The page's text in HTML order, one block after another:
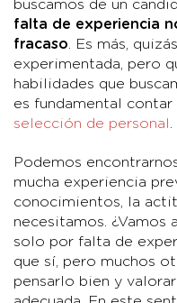
buscamos de un
falta de experiencia
fracaso . Es más,
experimentada, pero
habilidades que
es fundamental contar
selección de personal
Podemos
mucha experiencia
conocimientos, la
necesitamos. ¿Vamos
solo por falta de
que sí, pero muchos
pensarlo bien y